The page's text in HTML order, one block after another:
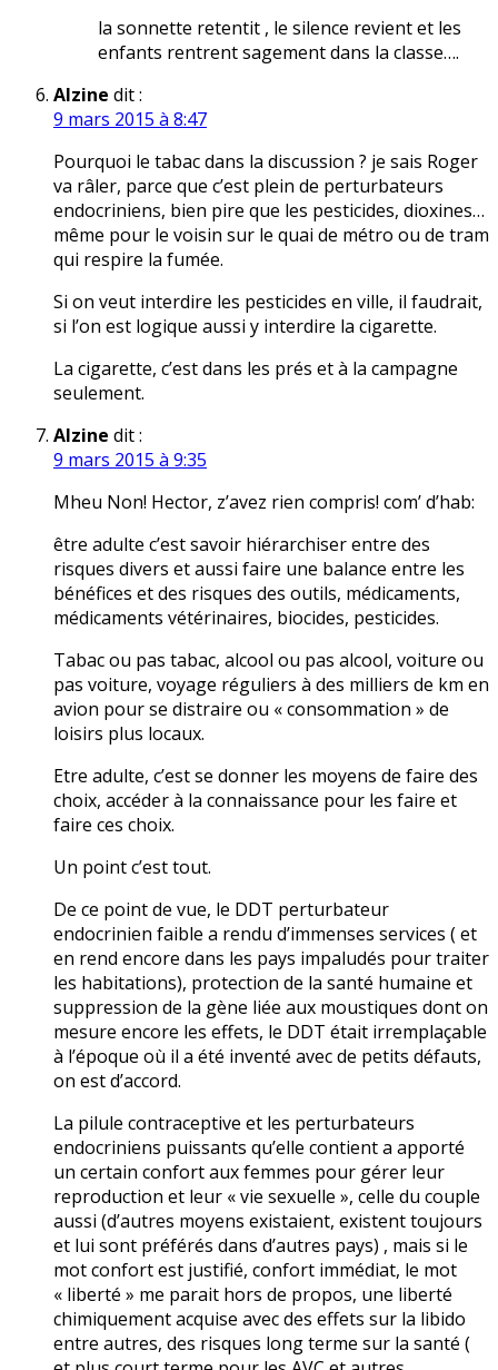
la sonnette retentit , le silence revient et les
enfants rentrent sagement dans la classe….
Alzine dit :
9 mars 2015 à 8:47
Pourquoi le tabac dans la discussion ? je sais Roger
va râler, parce que c’est plein de perturbateurs
endocriniens, bien pire que les pesticides, dioxines…
même pour le voisin sur le quai de métro ou de tram
qui respire la fumée.
Si on veut interdire les pesticides en ville, il faudrait,
si l’on est logique aussi y interdire la cigarette.
La cigarette, c’est dans les prés et à la campagne
seulement.
Alzine dit :
9 mars 2015 à 9:35
Mheu Non! Hector, z’avez rien compris! com’ d’hab:
être adulte c’est savoir hiérarchiser entre des
risques divers et aussi faire une balance entre les
bénéfices et des risques des outils, médicaments,
médicaments vétérinaires, biocides, pesticides.
Tabac ou pas tabac, alcool ou pas alcool, voiture ou
pas voiture, voyage réguliers à des milliers de km en
avion pour se distraire ou « consommation » de
loisirs plus locaux.
Etre adulte, c’est se donner les moyens de faire des
choix, accéder à la connaissance pour les faire et
faire ces choix.
Un point c’est tout.
De ce point de vue, le DDT perturbateur
endocrinien faible a rendu d’immenses services ( et
en rend encore dans les pays impaludés pour traiter
les habitations), protection de la santé humaine et
suppression de la gène liée aux moustiques dont on
mesure encore les effets, le DDT était irremplaçable
à l’époque où il a été inventé avec de petits défauts,
on est d’accord.
La pilule contraceptive et les perturbateurs
endocriniens puissants qu’elle contient a apporté
un certain confort aux femmes pour gérer leur
reproduction et leur « vie sexuelle », celle du couple
aussi (d’autres moyens existaient, existent toujours
et lui sont préférés dans d’autres pays) , mais si le
mot confort est justifié, confort immédiat, le mot
« liberté » me parait hors de propos, une liberté
chimiquement acquise avec des effets sur la libido
entre autres, des risques long terme sur la santé (